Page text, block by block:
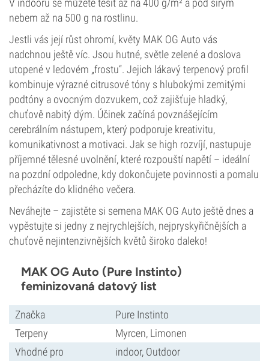
V indooru se můžete těšit až na 400 g/m² a pod širým
nebem až na 500 g na rostlinu.
Jestli vás její růst ohromí, květy MAK OG Auto vás
nadchnou ještě víc. Jsou hutné, světle zelené a doslova
utopené v ledovém „frostu“. Jejich lákavý terpenový profil
kombinuje výrazné citrusové tóny s hlubokými zemitými
podtóny a ovocným dozvukem, což zajišťuje hladký,
chuťově nabitý dým. Účinek začíná povznášejícím
cerebrálním nástupem, který podporuje kreativitu,
komunikativnost a motivaci. Jak se high rozvíjí, nastupuje
příjemné tělesné uvolnění, které rozpouští napětí – ideální
na pozdní odpoledne, kdy dokončujete povinnosti a pomalu
přecházíte do klidného večera.
Neváhejte – zajistěte si semena MAK OG Auto ještě dnes a
vypěstujte si jedny z nejrychlejších, nejpryskyřičnějších a
chuťově nejintenzivnějších květů široko daleko!
MAK OG Auto (Pure Instinto)
feminizovaná datový list
Značka
Pure Instinto
Terpeny
Myrcen, Limonen
Vhodné pro
indoor, Outdoor